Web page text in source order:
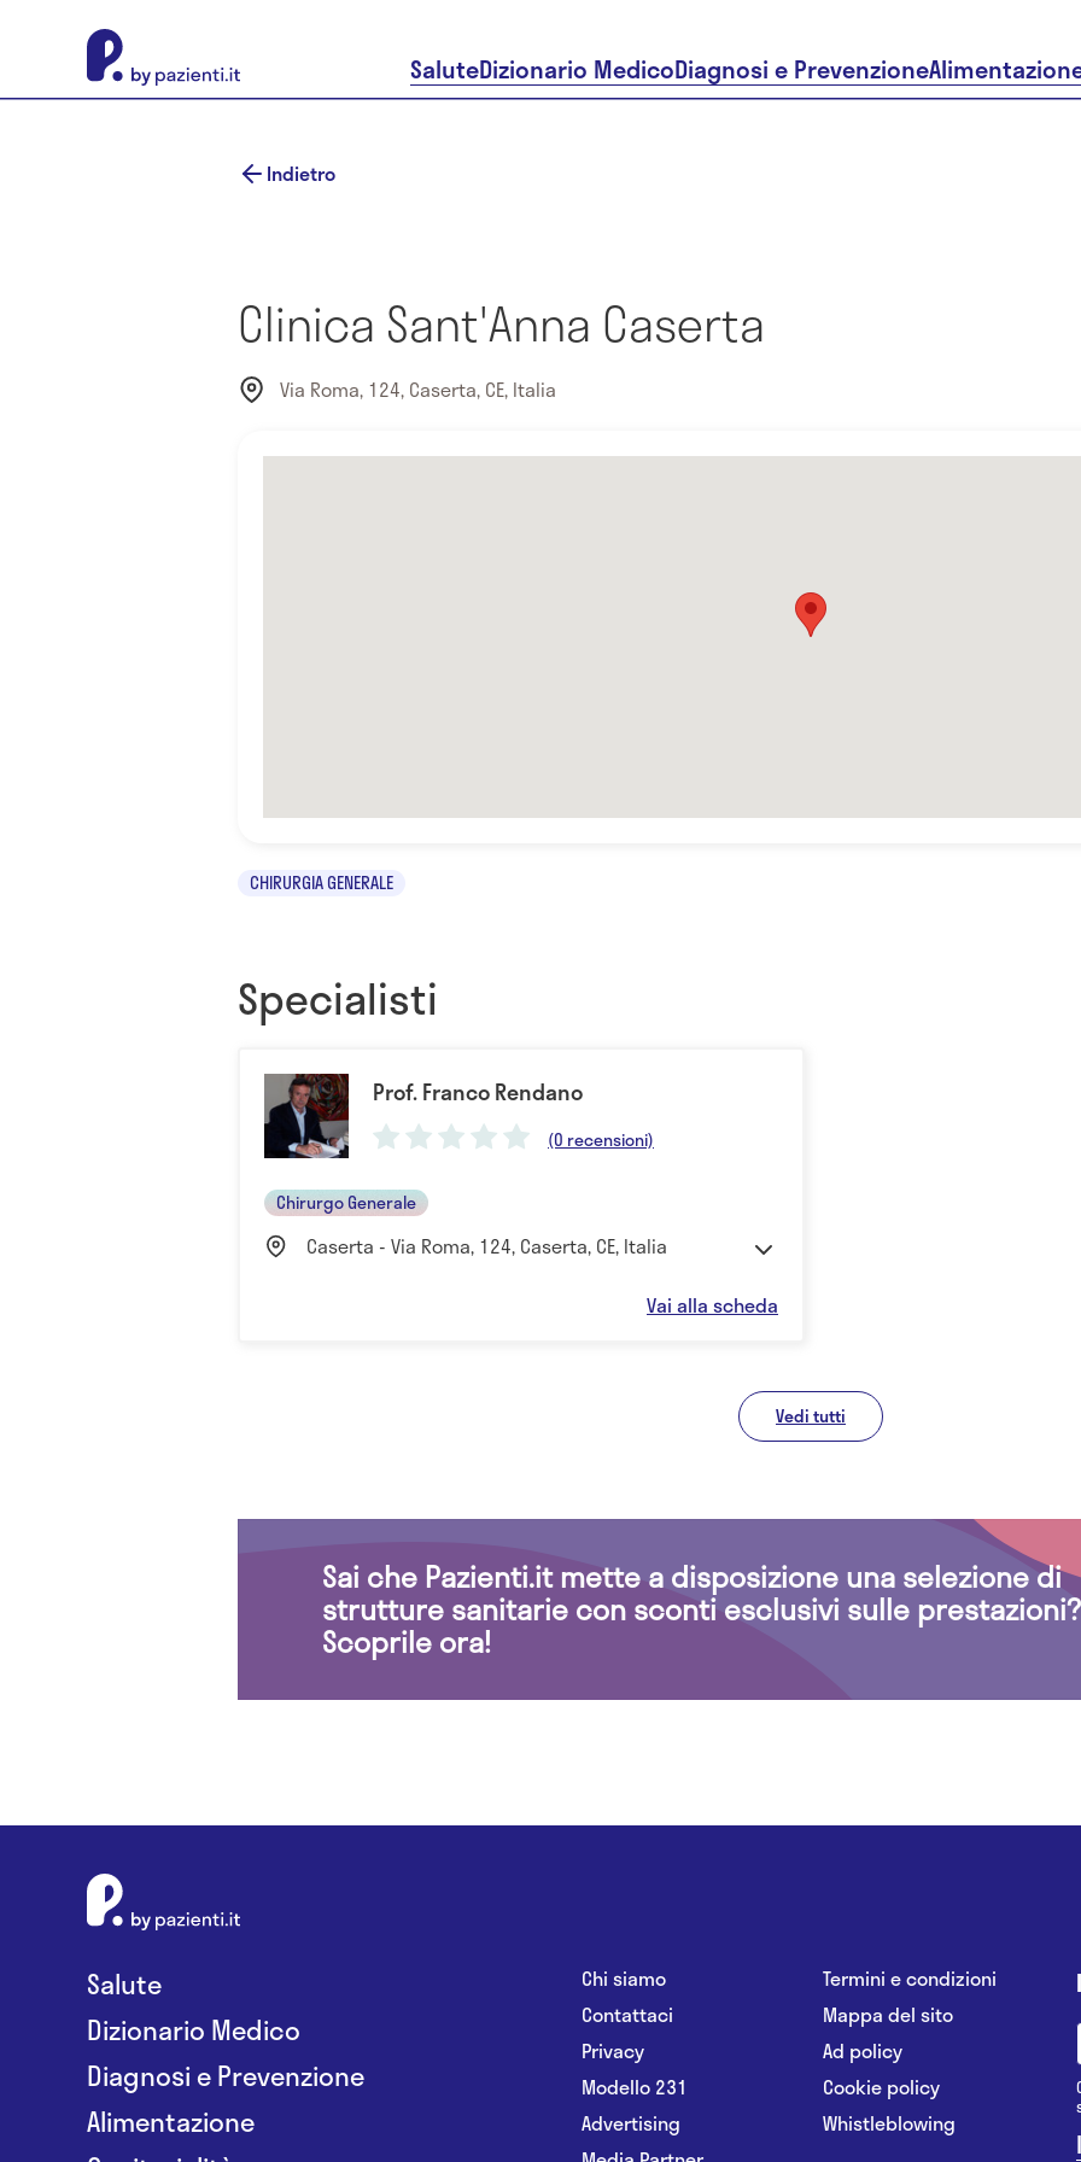
SaluteDizionario MedicoDiagnosi e Prevenzione
Indietro
Clinica Sant'Anna Caserta
Via Roma, 124, Caserta, CE, Italia
CHIRURGIA GENERALE
Specialisti
Prof. Franco Rendano
(0 recensioni)
Chirurgo Generale
Caserta - Via Roma, 124, Caserta, CE, Italia
Vai alla scheda
Vedi tutti
Sai che Pazienti.it mette a disposizione una selezione di
strutture sanitarie con sconti esclusivi sulle prestazioni?
Scoprile ora!
Salute
Dizionario Medico
Diagnosi e Prevenzione
Alimentazione
Chi siamo
Contattaci
Privacy
Modello 231
Advertising
Termini e condizioni
Mappa del sito
Ad policy
Cookie policy
Whistleblowing